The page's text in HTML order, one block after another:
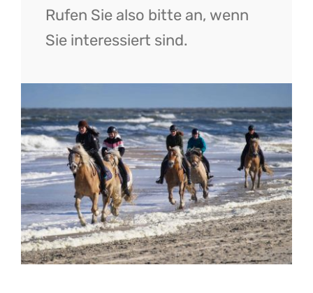
Rufen Sie also bitte an, wenn
Sie interessiert sind.